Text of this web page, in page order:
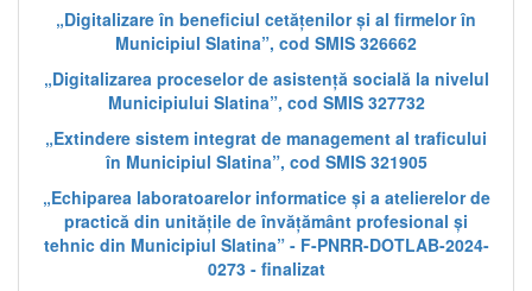
„Digitalizare în beneficiul cetățenilor și al firmelor în
Municipiul Slatina”, cod SMIS 326662
„Digitalizarea proceselor de asistență socială la nivelul
Municipiului Slatina”, cod SMIS 327732
„Extindere sistem integrat de management al traficului
în Municipiul Slatina”, cod SMIS 321905
„Echiparea laboratoarelor informatice și a atelierelor de
practică din unitățile de învățământ profesional și
tehnic din Municipiul Slatina” - F-PNRR-DOTLAB-2024-
0273 - finalizat